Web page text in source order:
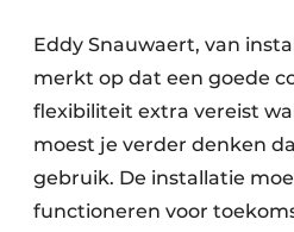
Eddy Snauwaert, van
merkt op dat een goede
flexibiliteit extra vereist
moest je verder denken
gebruik. De installatie
functioneren voor